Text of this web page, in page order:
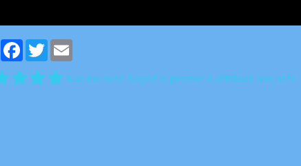
PartagerFacebook
Twitter
Aucune note. Soyez le premier à attribuer une note !